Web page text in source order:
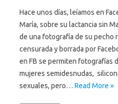
Hace unos días, leíamos en
María, sobre su lactancia sin
de una fotografía de su pecho
censurada y borrada por
en FB se permiten fotografías
mujeres semidesnudas,
sexuales, pero… Read More »